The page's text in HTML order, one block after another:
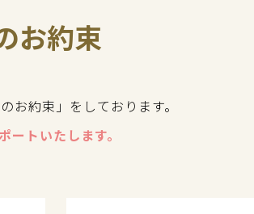
お約束
お約束」をしております。
トいたします。